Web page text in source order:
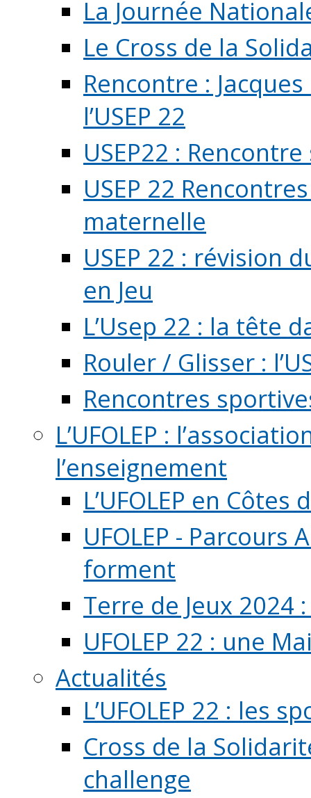
La Journée
Le Cross de la
Rencontre :
l’USEP 22
USEP22 :
USEP 22
maternelle
USEP 22 : révision
en Jeu
L’Usep 22 : la tête
Rouler / Glisser :
Rencontres
L’UFOLEP :
l’enseignement
L’UFOLEP en Côtes
UFOLEP -
forment
Terre de Jeux 2024
UFOLEP 22 : une
Actualités
L’UFOLEP 22 : les
Cross de la
challenge